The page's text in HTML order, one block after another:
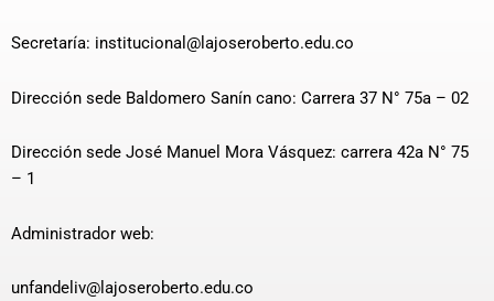
Secretaría: institucional@lajoseroberto.edu.co
Dirección sede Baldomero Sanín cano: Carrera 37 N° 75a – 02
Dirección sede José Manuel Mora Vásquez: carrera 42a N° 75
– 1
Administrador web:
unfandeliv@lajoseroberto.edu.co